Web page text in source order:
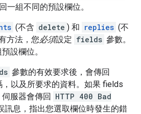
一組不同的預設欄位。
(不含 delete ) 和 replies (不
方法，您必須設定 fields 參數。
設欄位。
參數的有效要求後，會傳回
，以及所要求的資料。如果 fields
服器會傳回 HTTP 400 Bad
訊息，指出您選取欄位時發生的錯